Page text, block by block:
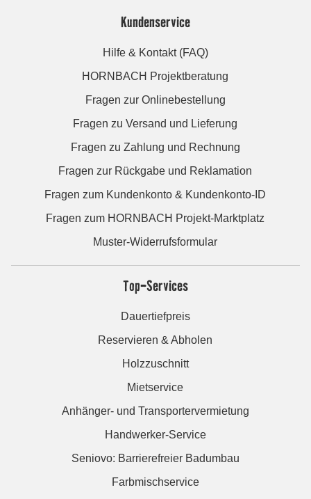
Kundenservice
Hilfe & Kontakt (FAQ)
HORNBACH Projektberatung
Fragen zur Onlinebestellung
Fragen zu Versand und Lieferung
Fragen zu Zahlung und Rechnung
Fragen zur Rückgabe und Reklamation
Fragen zum Kundenkonto & Kundenkonto-ID
Fragen zum HORNBACH Projekt-Marktplatz
Muster-Widerrufsformular
Top-Services
Dauertiefpreis
Reservieren & Abholen
Holzzuschnitt
Mietservice
Anhänger- und Transportervermietung
Handwerker-Service
Seniovo: Barrierefreier Badumbau
Farbmischservice